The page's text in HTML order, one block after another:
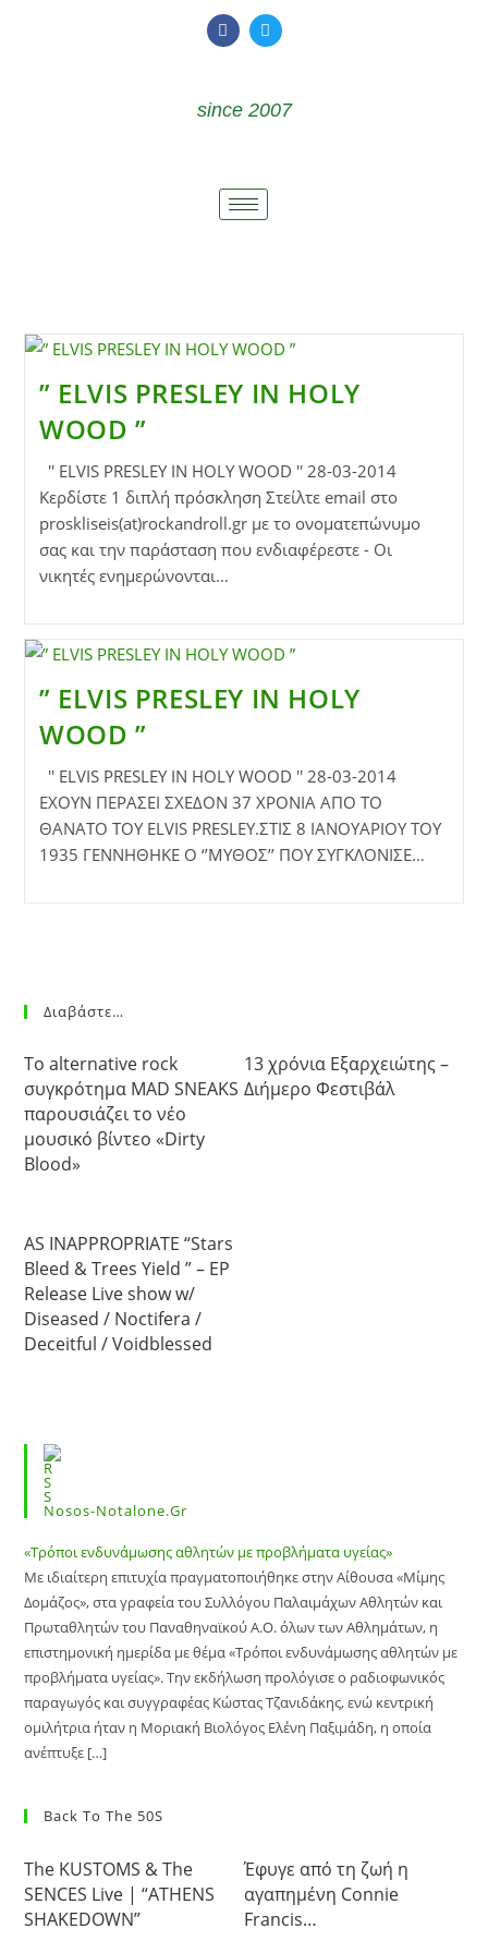
since 2007
” ELVIS PRESLEY IN HOLY
WOOD ”
'' ELVIS PRESLEY IN HOLY WOOD '' 28-03-2014
Κερδίστε 1 διπλή πρόσκληση Στείλτε email στο
proskliseis(at)rockandroll.gr με το ονοματεπώνυμο
σας και την παράσταση που ενδιαφέρεστε - Οι
νικητές ενημερώνονται…
” ELVIS PRESLEY IN HOLY
WOOD ”
'' ELVIS PRESLEY IN HOLY WOOD '' 28-03-2014
ΕΧΟΥΝ ΠΕΡΑΣΕΙ ΣΧΕΔΟΝ 37 ΧΡΟΝΙΑ ΑΠΟ ΤΟ
ΘΑΝΑΤΟ ΤΟΥ ELVIS PRESLEY.ΣΤΙΣ 8 ΙΑΝΟΥΑΡΙΟΥ ΤΟΥ
1935 ΓΕΝΝΗΘΗΚΕ Ο ‘’ΜΥΘΟΣ’’ ΠΟΥ ΣΥΓΚΛΟΝΙΣΕ…
Διαβάστε…
Το alternative rock
συγκρότημα MAD SNEAKS
παρουσιάζει το νέο
μουσικό βίντεο «Dirty
Blood»
13 χρόνια Εξαρχειώτης –
Διήμερο Φεστιβάλ
AS INAPPROPRIATE “Stars
Bleed & Trees Yield ” – EP
Release Live show w/
Diseased / Noctifera /
Deceitful / Voidblessed
Nosos-Notalone.gr
«Τρόποι ενδυνάμωσης αθλητών με προβλήματα υγείας»
Με ιδιαίτερη επιτυχία πραγματοποιήθηκε στην Αίθουσα «Μίμης
Δομάζος», στα γραφεία του Συλλόγου Παλαιμάχων Αθλητών και
Πρωταθλητών του Παναθηναϊκού Α.Ο. όλων των Αθλημάτων, η
επιστημονική ημερίδα με θέμα «Τρόποι ενδυνάμωσης αθλητών με
προβλήματα υγείας». Την εκδήλωση προλόγισε ο ραδιοφωνικός
παραγωγός και συγγραφέας Κώστας Τζανιδάκης, ενώ κεντρική
ομιλήτρια ήταν η Μοριακή Βιολόγος Ελένη Παξιμάδη, η οποία
ανέπτυξε […]
Back To The 50S
The KUSTOMS & The
SENCES Live | “ATHENS
SHAKEDOWN”
Έφυγε από τη ζωή η
αγαπημένη Connie
Francis…